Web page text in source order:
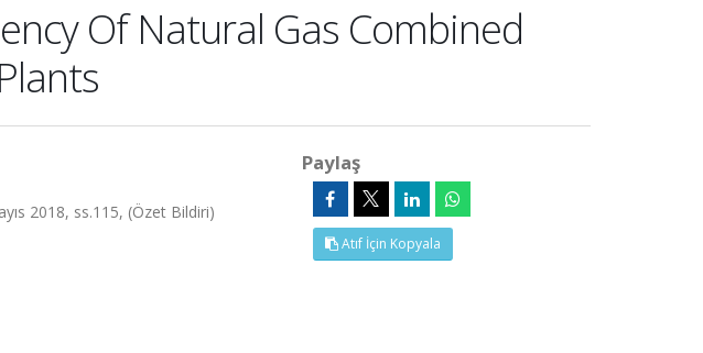
Of Natural Gas Combined
2018, ss.115, (Özet Bildiri)
Paylaş
Atıf İçin Kopyala